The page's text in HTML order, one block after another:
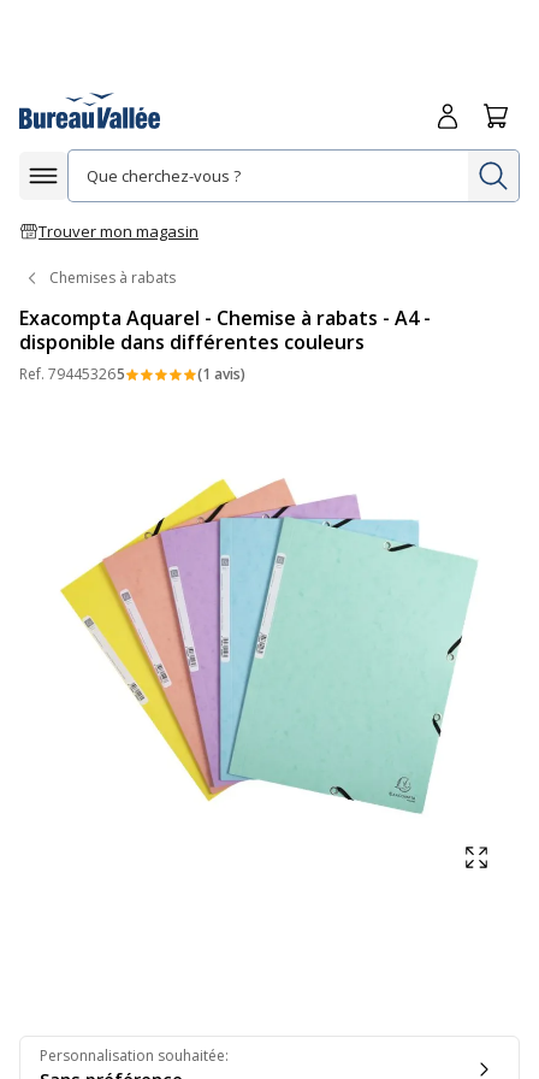
Afficher la navigation
Trouver mon magasin
Me
Chemises à rabats
Exacompta Aquarel - Chemise à rabats - A4 -
disponible dans différentes couleurs
Ref. 794453265 (1 avis)
Personnalisation souhaitée: